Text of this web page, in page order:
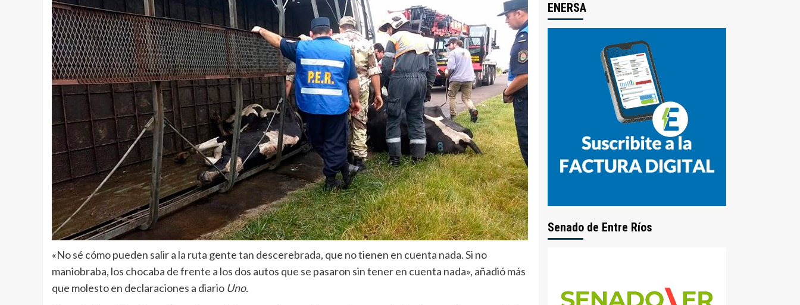
«No sé cómo pueden salir a la ruta gente tan descerebrada, que no tienen en cuenta nada. Si no
maniobraba, los chocaba de frente a los dos autos que se pasaron sin tener en cuenta nada», añadió más
que molesto en declaraciones a diario Uno.
ENERSA
Senado de Entre Ríos